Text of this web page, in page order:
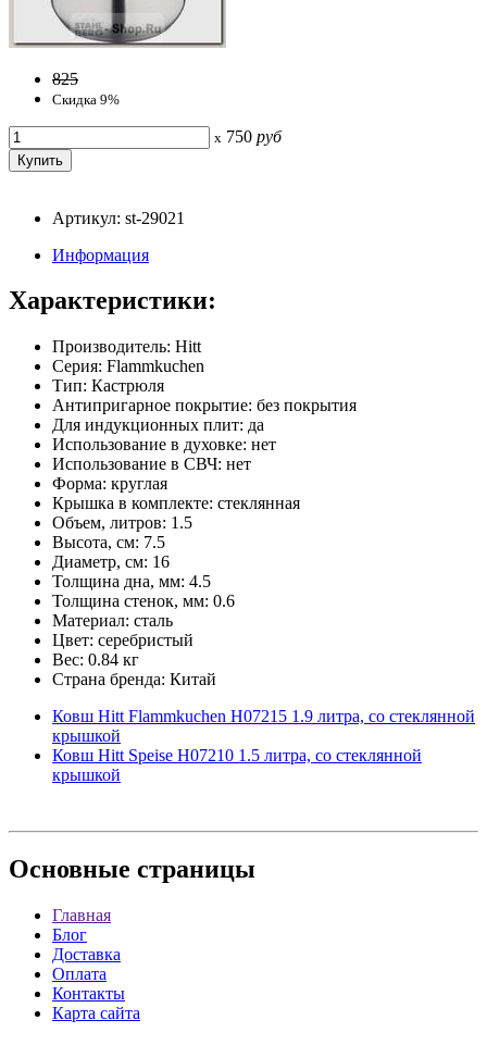
825
Скидка 9%
x 750 руб
Артикул: st-29021
Информация
Характеристики:
Производитель: Hitt
Серия: Flammkuchen
Тип: Кастрюля
Антипригарное покрытие: без покрытия
Для индукционных плит: да
Использование в духовке: нет
Использование в СВЧ: нет
Форма: круглая
Крышка в комплекте: стеклянная
Объем, литров: 1.5
Высота, см: 7.5
Диаметр, см: 16
Толщина дна, мм: 4.5
Толщина стенок, мм: 0.6
Материал: сталь
Цвет: серебристый
Вес: 0.84 кг
Страна бренда: Китай
Ковш Hitt Flammkuchen H07215 1.9 литра, со стеклянной
крышкой
Ковш Hitt Speise H07210 1.5 литра, со стеклянной
крышкой
Основные страницы
Главная
Блог
Доставка
Оплата
Контакты
Карта сайта